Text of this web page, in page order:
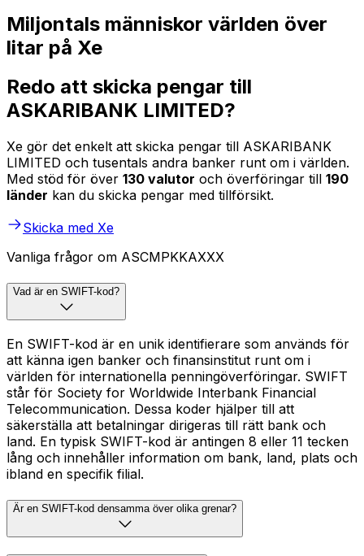
Miljontals människor världen över
litar på Xe
Redo att skicka pengar till
ASKARIBANK LIMITED?
Xe gör det enkelt att skicka pengar till ASKARIBANK
LIMITED och tusentals andra banker runt om i världen.
Med stöd för över 130 valutor och överföringar till 190
länder kan du skicka pengar med tillförsikt.
Skicka med Xe
Vanliga frågor om ASCMPKKAXXX
Vad är en SWIFT-kod?
En SWIFT-kod är en unik identifierare som används för
att känna igen banker och finansinstitut runt om i
världen för internationella penningöverföringar. SWIFT
står för Society for Worldwide Interbank Financial
Telecommunication. Dessa koder hjälper till att
säkerställa att betalningar dirigeras till rätt bank och
land. En typisk SWIFT-kod är antingen 8 eller 11 tecken
lång och innehåller information om bank, land, plats och
ibland en specifik filial.
Är en SWIFT-kod densamma över olika grenar?